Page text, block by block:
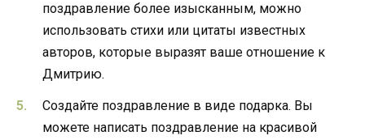
поздравление более изысканным, можно
использовать стихи или цитаты известных
авторов, которые выразят ваше отношение к
Дмитрию.
Создайте поздравление в виде подарка. Вы
можете написать поздравление на красивой